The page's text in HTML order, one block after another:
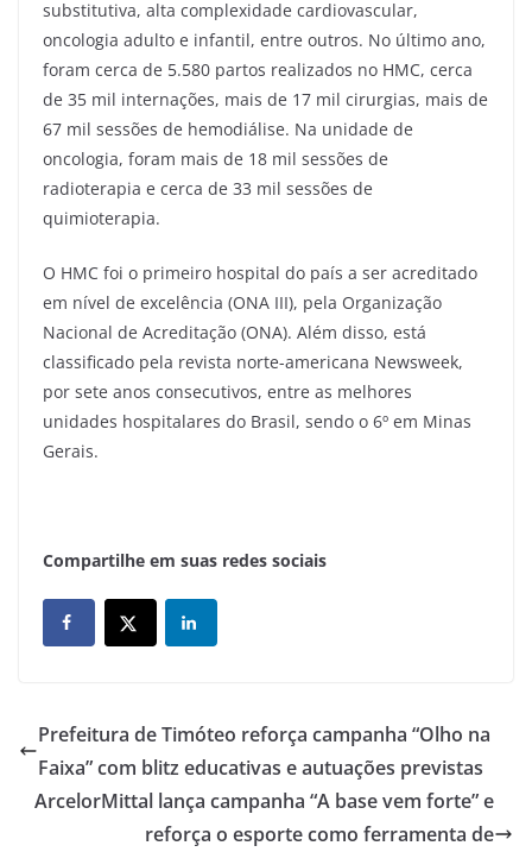
substitutiva, alta complexidade cardiovascular,
oncologia adulto e infantil, entre outros. No último ano,
foram cerca de 5.580 partos realizados no HMC, cerca
de 35 mil internações, mais de 17 mil cirurgias, mais de
67 mil sessões de hemodiálise. Na unidade de
oncologia, foram mais de 18 mil sessões de
radioterapia e cerca de 33 mil sessões de
quimioterapia.
O HMC foi o primeiro hospital do país a ser acreditado
em nível de excelência (ONA III), pela Organização
Nacional de Acreditação (ONA). Além disso, está
classificado pela revista norte-americana Newsweek,
por sete anos consecutivos, entre as melhores
unidades hospitalares do Brasil, sendo o 6º em Minas
Gerais.
Compartilhe em suas redes sociais
Prefeitura de Timóteo reforça campanha “Olho na
Faixa” com blitz educativas e autuações previstas
ArcelorMittal lança campanha “A base vem forte” e
reforça o esporte como ferramenta de